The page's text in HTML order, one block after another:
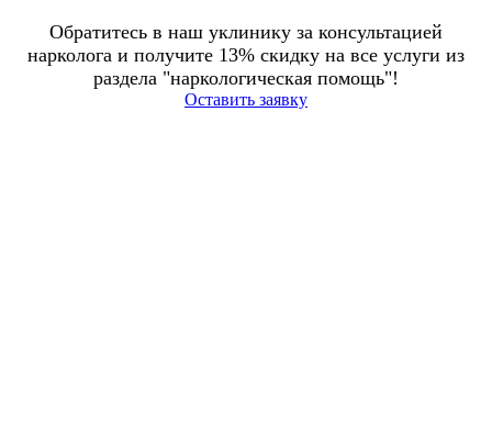
Обратитесь в наш уклинику за консультацией
нарколога и получите 13% скидку на все услуги из
раздела "наркологическая помощь"!
Оставить заявку